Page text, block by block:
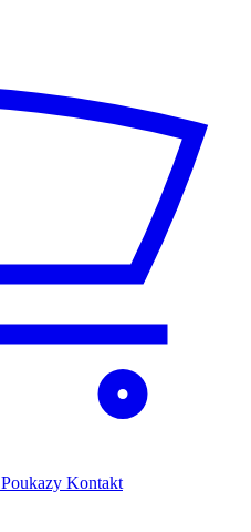
Poukazy Kontakt